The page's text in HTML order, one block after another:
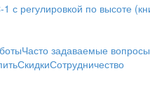
Часто задаваемые вопросы
СкидкиСотрудничество